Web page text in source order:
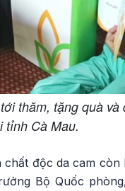
thăm, tặng quà
tỉnh Cà Mau.
độc da cam
Bộ Quốc